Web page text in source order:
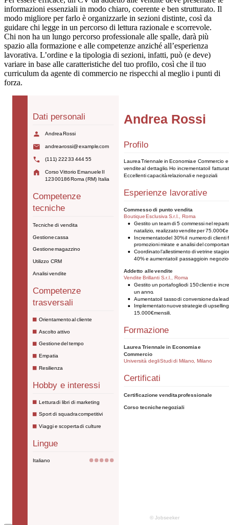
informazioni essenziali in modo chiaro, coerente e ben strutturato. Il
modo migliore per farlo è organizzarle in sezioni distinte, così da
guidare chi legge in un percorso di lettura razionale e scorrevole.
Chi non ha un lungo percorso professionale alle spalle, darà più
spazio alla formazione e alle competenze anziché all’esperienza
lavorativa. L’ordine e la tipologia di sezioni, infatti, può (e deve)
variare in base alle caratteristiche del tuo profilo, così che il tuo
curriculum da agente di commercio ne rispecchi al meglio i punti di
forza.